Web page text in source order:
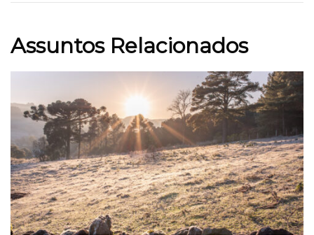
Assuntos Relacionados